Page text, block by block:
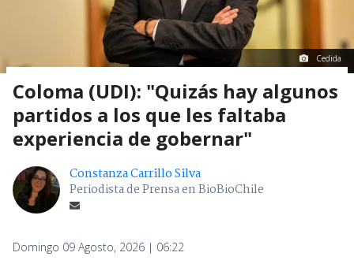
Cedida
Coloma (UDI): "Quizás hay algunos
partidos a los que les faltaba
experiencia de gobernar"
Constanza Carrillo Silva
Periodista de Prensa en BioBioChile
Domingo 09 Agosto, 2026 | 06:22